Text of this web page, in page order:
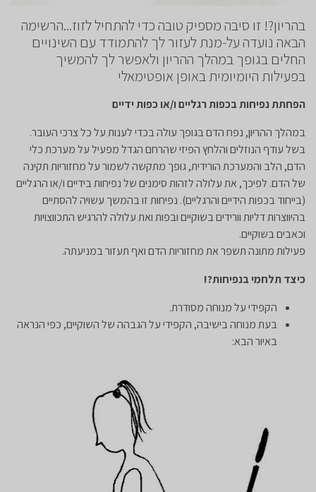
בהריון?! זו סיבה מספיק טובה כדי להתחיל לזוז...הרשימה
הבאה נועדה על-מנת לעזור לך להתמודד עם השינויים
החלים בגופך במהלך ההריון ולאפשר לך להמשיך
בפעילות היומיומית באופן אופטימאלי
הפחתת נפיחות בכפות רגליים ו/או כפות ידיים
​​במהלך ההריון, נפח הדם בגופך עולה בכדי לענות על כל צרכי העובר.
בשל עודף הנוזלים והלחץ הפיזי שהרחם הגדל מפעיל על מערכת כלי
הדם, הלב והמערכת הורידית, גופך מתקשה לשמור על מחזוריות תקינה
של הדם. לפיכך, את עלולה לזהות סימנים של נפיחות בידיים ו/או הרגליים
(בייחוד בכפות הידיים והרגליים). נפיחות זו בהמשך עשויה להסתיים
בהיווצרות דליות וורידים בשוקיים ובפות ואת עלולה להרגיש התכווצויות
וכאבים בשוקיים.
פעילות מתונה תשפר את מחזוריות הדם ואף תעזור במניעתה.
כיצד תלחמי בנפיחות?!
הקפידי על מנוחה מסודרת.
בעת מנוחה בישיבה, הקפידי על הגבהה של השוקיים, כפי הנראה
באיור הבא: